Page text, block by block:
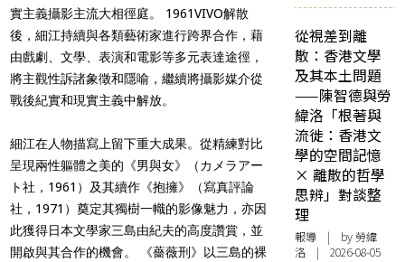
實主義攝影主流大相徑庭。 1961VIVO解散
後，細江持續與各類藝術家進行跨界合作，藉
由戲劇、文學、表演和電影等多元表達途徑，
將主觀性訴諸象徵和隱喻，繼續將攝影媒介從
戰後紀實和現實主義中解放。
細江在人物描寫上留下重大成果。從精練對比
呈現兩性軀體之美的《男與女》（カメラアー
ト社，1961）及其續作《抱擁》（寫真評論
社，1971）奠定其獨樹一幟的影像魅力，亦因
此獲得日本文學家三島由紀夫的高度讚賞，並
開啟與其合作的機會。 《薔薇刑》以三島的裸
從視差到離
散：香港文學
及其本土問題
——陳智德與勞
緯洛「根著與
流徙：香港文
學的空間記憶
× 離散的哲學
思辨」對談整
理
報導 | by 勞緯
洛 | 2026-08-05